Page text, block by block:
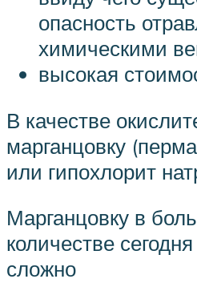
опасность
химическими
высокая
В качестве
марганцовку
или гипохлорит
Марганцовку в
количестве
сложно